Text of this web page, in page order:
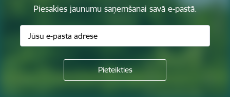
Piesakies jaunumu saņemšanai savā e-pastā.